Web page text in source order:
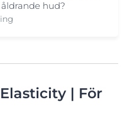
hud?
| För